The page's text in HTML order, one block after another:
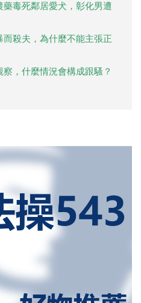
藥毒死鄰居愛犬，彰化男遭
而殺夫，為什麼不能主張正
察，什麼情況會構成跟騷？